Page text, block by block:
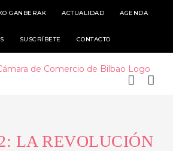
GANBERAK ACTUALIDAD AGENDA
SUSCRÍBETE CONTACTO
LA REVOLUCIÓN